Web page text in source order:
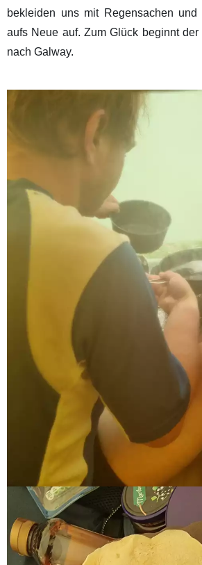
bekleiden uns mit Regensachen
aufs Neue auf. Zum Glück beginnt der
nach Galway.